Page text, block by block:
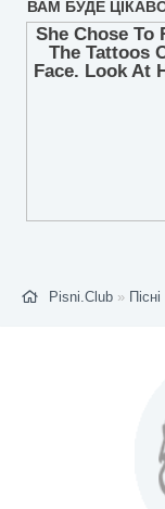
Pisni.Club » Пісні